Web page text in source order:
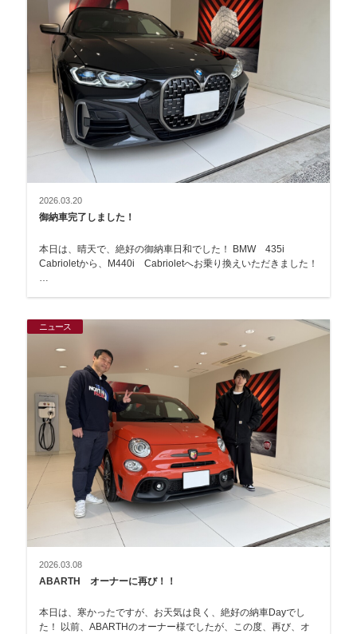
2026.03.20
御納車完了しました！
本日は、晴天で、絶好の御納車日和でした！ BMW 435i
Cabrioletから、M440i Cabrioletへお乗り換えいただきました！
ニュース
2026.03.08
ABARTH オーナーに再び！！
本日は、寒かったですが、お天気は良く、絶好の納車Dayでし
た！ 以前、ABARTHのオーナー様でしたが、この度、再び、オ